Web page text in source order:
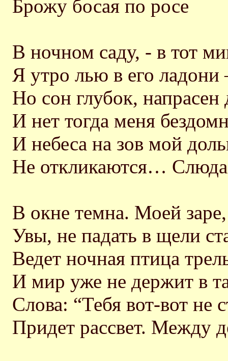
Брожу босая по росе
В ночном саду, - в тот
Я утро лью в его ладони
Но сон глубок, напрасен
И нет тогда меня
И небеса на зов мой
Не откликаются… Слюда
В окне темна. Моей заре,
Увы, не падать в щели
Ведет ночная птица
И мир уже не держит в
Слова: “Тебя вот-вот не
Придет рассвет. Между